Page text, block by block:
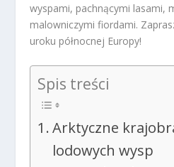
wyspami, pachnącymi lasami,
malowniczymi fiordami.
uroku północnej Europy!
Spis treści
Arktyczne
lodowych wysp